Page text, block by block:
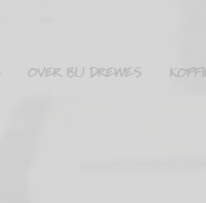
OVER BIJ DREWES